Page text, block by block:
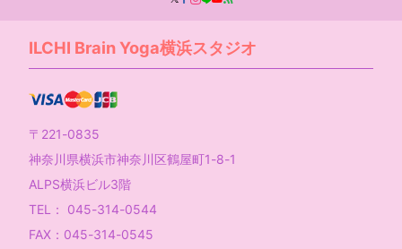
ILCHI Brain Yoga横浜スタジオ
〒221-0835
神奈川県横浜市神奈川区鶴屋町1-8-1
ALPS横浜ビル3階
TEL： 045-314-0544
FAX：045-314-0545